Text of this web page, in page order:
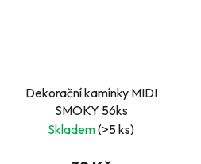
Dekorační kamínky MIDI
SMOKY 56ks
Skladem(>5 ks)